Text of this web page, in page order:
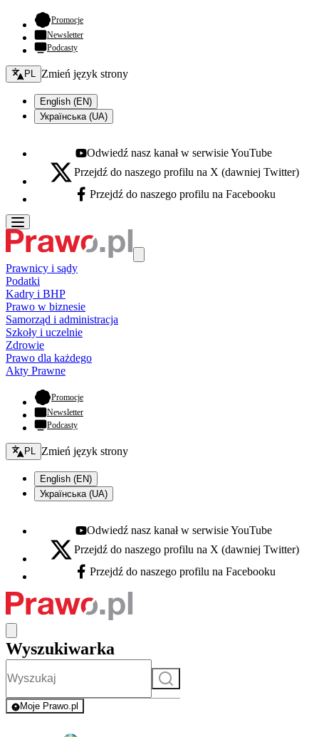
Promocje- otwiera się w nowej karcie
Newsletter
Podcasty
Zmień język - bieżący:
PL Zmień język strony
English (EN)
Українська (UA)
Youtube - otwiera się w nowej karcie
Odwiedź nasz kanał w serwisie YouTube
X - otwiera się w nowej karcie
Przejdź do naszego profilu na X (dawniej Twitter)
Facebook - otwiera się w nowej karcie
Przejdź do naszego profilu na Facebooku
Prawnicy i sądy
Podatki
Kadry i BHP
Prawo w biznesie
Samorząd i administracja
Szkoły i uczelnie
Zdrowie
Prawo dla każdego
Akty Prawne
Promocje- otwiera się w nowej karcie
Newsletter
Podcasty
Zmień język - bieżący:
PL Zmień język strony
English (EN)
Українська (UA)
Youtube - otwiera się w nowej karcie
Odwiedź nasz kanał w serwisie YouTube
X - otwiera się w nowej karcie
Przejdź do naszego profilu na X (dawniej Twitter)
Facebook - otwiera się w nowej karcie
Przejdź do naszego profilu na Facebooku
Wyszukiwarka
Szukaj
Moje Prawo.pl
- rejestracja i logowanie do serwisu